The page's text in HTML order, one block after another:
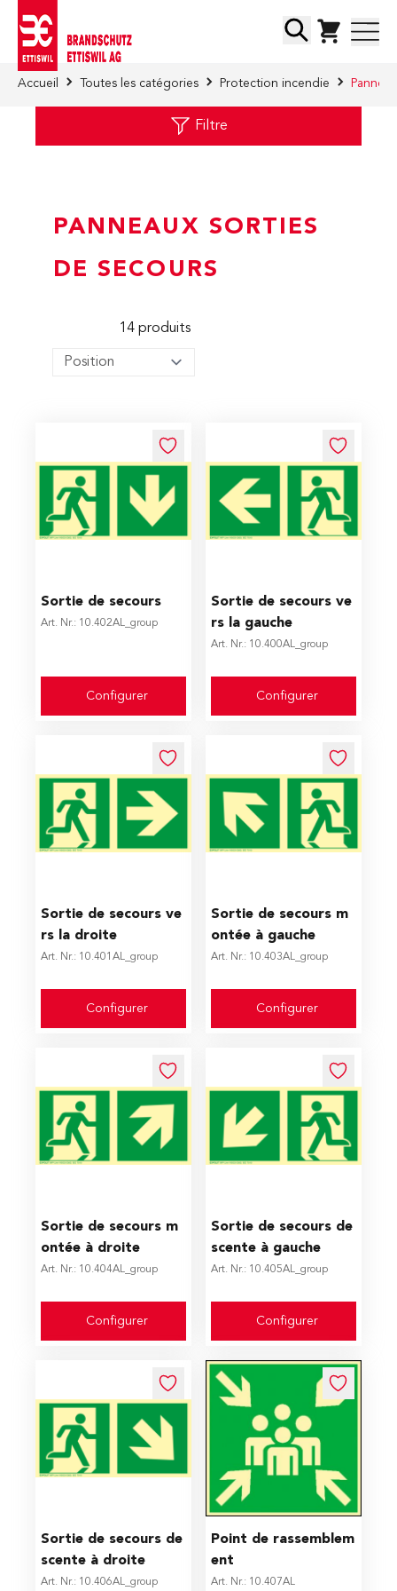
Chercher
Accueil Toutes les catégories Protection incendie
Filtre
PANNEAUX SORTIES
DE SECOURS
14 produits
Sortie de secours
Art. Nr.: 10.402AL_group
The price depends on the options chosen on the
Configurer
Sortie de secours ve
rs la gauche
Art. Nr.: 10.400AL_group
The price depends on the
Configurer
Sortie de secours ve
rs la droite
Art. Nr.: 10.401AL_group
The price depends on the options chosen on the
Configurer
Sortie de secours m
ontée à gauche
Art. Nr.: 10.403AL_group
The price depends on the
Configurer
Sortie de secours m
ontée à droite
Art. Nr.: 10.404AL_group
The price depends on the options chosen on the
Configurer
Sortie de secours de
scente à gauche
Art. Nr.: 10.405AL_group
The price depends on the
Configurer
Sortie de secours de
scente à droite
Art. Nr.: 10.406AL_group
The price depends on the options chosen on the
Point de rassemblem
ent
Art. Nr.: 10.407AL